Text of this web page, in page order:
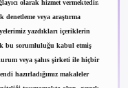
olarak hizmet vermektedir.
veya araştırma
yazdıkları içeriklerin
bu sorumluluğu kabul etmiş
veya şahıs şirketi ile hiçbir
hazırladığımız makaleler